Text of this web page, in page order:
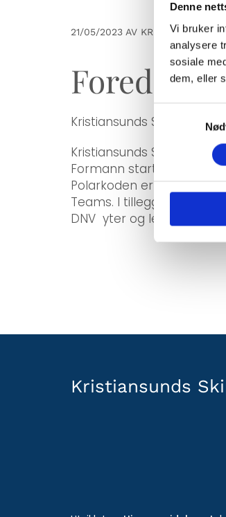
Denne
Vi bruker
analysere
sosiale
dem, eller
21/05/2023 AV KRISTIANSUNDS
Foredrag
Kristiansunds
Kristiansunds
Formann starter kvelden
Polarkoden er et
Teams. I tillegg vil det
DNV yter og leverer. Det
Kristiansunds